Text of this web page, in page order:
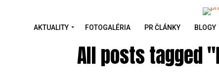
AKTUALITY FOTOGALÉRIA PR ČLÁNKY BLOGY
All posts tagged